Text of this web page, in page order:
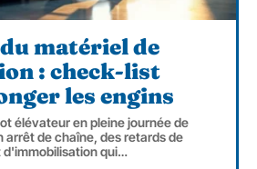
matériel de
: check-list
les engins
élévateur en pleine journée de
de chaîne, des retards de
qui…